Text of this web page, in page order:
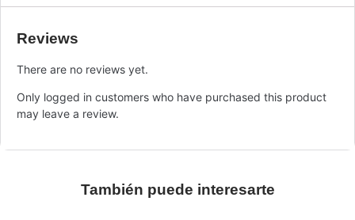
Reviews
There are no reviews yet.
Only logged in customers who have purchased this product
may leave a review.
También puede interesarte